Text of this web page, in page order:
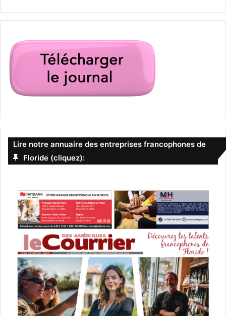
Lire notre annuaire des entreprises francophones de
Floride (cliquez):